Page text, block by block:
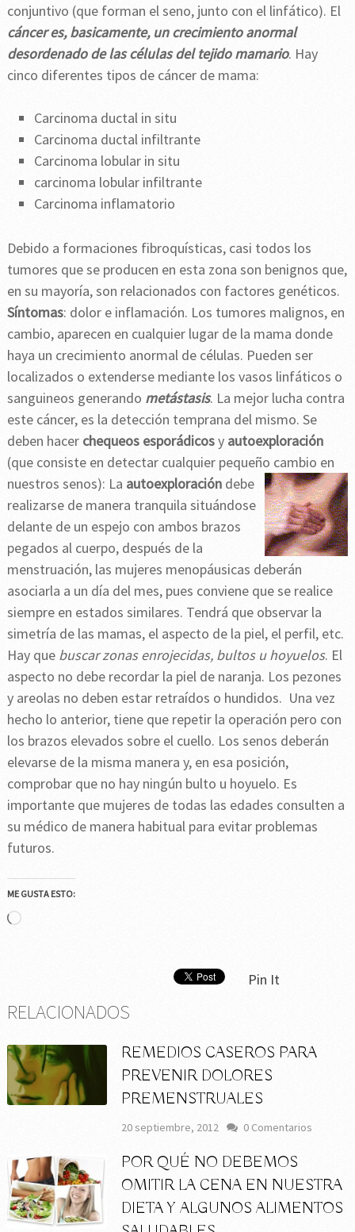
conjuntivo (que forman el seno, junto con el linfático). El
cáncer es, basicamente, un crecimiento anormal
desordenado de las células del tejido mamario. Hay
cinco diferentes tipos de cáncer de mama:
Carcinoma ductal in situ
Carcinoma ductal infiltrante
Carcinoma lobular in situ
carcinoma lobular infiltrante
Carcinoma inflamatorio
Debido a formaciones fibroquísticas, casi todos los
tumores que se producen en esta zona son benignos que,
en su mayoría, son relacionados con factores genéticos.
Síntomas: dolor e inflamación. Los tumores malignos, en
cambio, aparecen en cualquier lugar de la mama donde
haya un crecimiento anormal de células. Pueden ser
localizados o extenderse mediante los vasos linfáticos o
sanguineos generando metástasis. La mejor lucha contra
este cáncer, es la detección temprana del mismo. Se
deben hacer chequeos esporádicosyautoexploración
(que consiste en detectar cualquier pequeño cambio en
nuestros senos): La autoexploracióndebe
realizarse de manera tranquila situándose
delante de un espejo con ambos brazos
pegados al cuerpo, después de la
menstruación, las mujeres menopáusicas deberán
asociarla a un día del mes, pues conviene que se realice
siempre en estados similares. Tendrá que observar la
simetría de las mamas, el aspecto de la piel, el perfil, etc.
Hay que buscar zonas enrojecidas, bultos u hoyuelos. El
aspecto no debe recordar la piel de naranja. Los pezones
y areolas no deben estar retraídos o hundidos. Una vez
hecho lo anterior, tiene que repetir la operación pero con
los brazos elevados sobre el cuello. Los senos deberán
elevarse de la misma manera y, en esa posición,
comprobar que no hay ningún bulto u hoyuelo. Es
importante que mujeres de todas las edades consulten a
su médico de manera habitual para evitar problemas
futuros.
ME GUSTA ESTO:
Cargando...
Pin It
RELACIONADOS
REMEDIOS CASEROS PARA
PREVENIR DOLORES
PREMENSTRUALES
20 septiembre, 2012 0 Comentarios
POR QUÉ NO DEBEMOS
OMITIR LA CENA EN NUESTRA
DIETA Y ALGUNOS ALIMENTOS